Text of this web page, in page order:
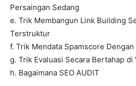
Persaingan Sedang
e. Trik Membangun Link Building
Terstruktur
f. Trik Mendata Spamscore
g. Trik Evaluasi Secara Bertahap di
h. Bagaimana SEO AUDIT